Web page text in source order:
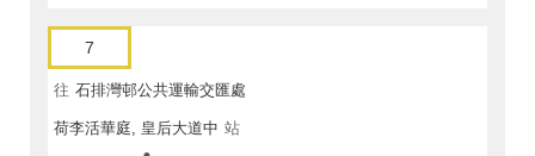
7
往 石排灣邨公共運輸交匯處
荷李活華庭, 皇后大道中 站